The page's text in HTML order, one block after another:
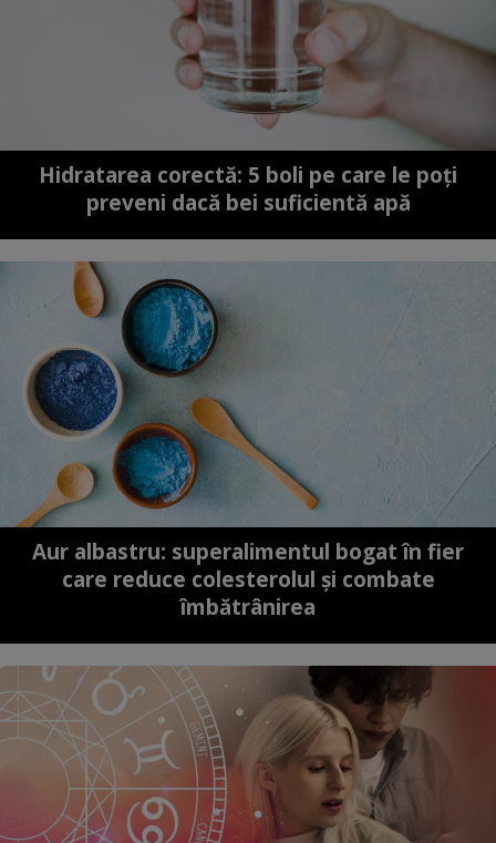
Hidratarea corectă: 5 boli pe care le poți
preveni dacă bei suficientă apă
Aur albastru: superalimentul bogat în fier
care reduce colesterolul și combate
îmbătrânirea